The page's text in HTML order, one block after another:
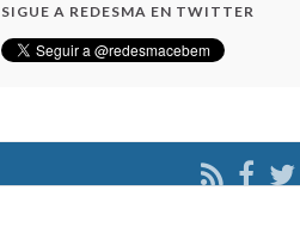
SIGUE A REDESMA EN TWITTER